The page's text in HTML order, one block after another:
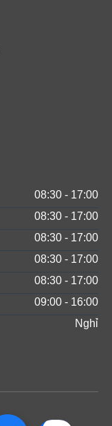
08:30 - 17:00
08:30 - 17:00
08:30 - 17:00
08:30 - 17:00
08:30 - 17:00
09:00 - 16:00
Nghỉ